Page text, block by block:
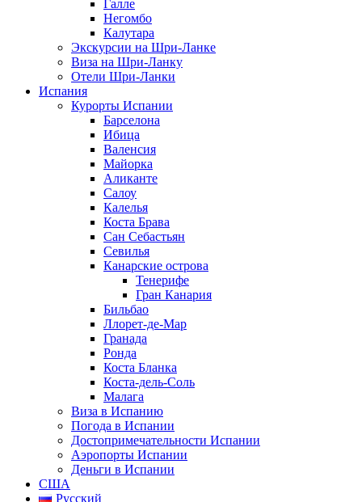
Галле
Негомбо
Калутара
Экскурсии на Шри-Ланке
Виза на Шри-Ланку
Отели Шри-Ланки
Испания
Курорты Испании
Барселона
Ибица
Валенсия
Майорка
Аликанте
Салоу
Калелья
Коста Брава
Сан Себастьян
Севилья
Канарские острова
Тенерифе
Гран Канария
Бильбао
Ллорет-де-Мар
Гранада
Ронда
Коста Бланка
Коста-дель-Соль
Малага
Виза в Испанию
Погода в Испании
Достопримечательности Испании
Аэропорты Испании
Деньги в Испании
США
Русский